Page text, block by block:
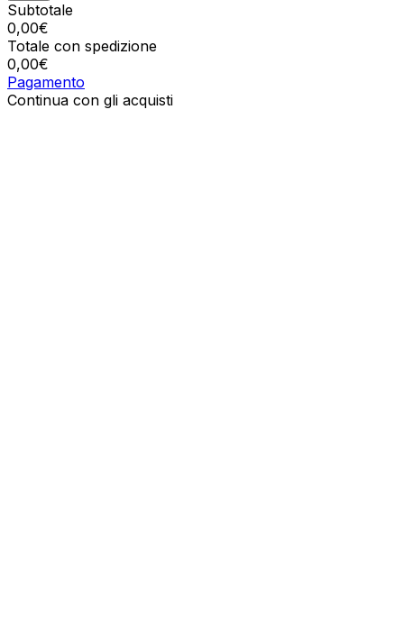
Subtotale
0,00€
Totale con spedizione
0,00€
Pagamento
Continua con gli acquisti